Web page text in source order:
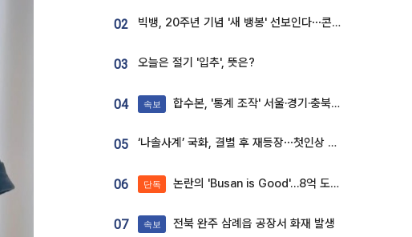
02 빅뱅, 20주년 기념 '새 뱅봉' 선보인다⋯콘서트 앞두고 팝업 개최
03 오늘은 절기 '입추', 뜻은?
04 속보 합수본, '통계 조작' 서울·경기·충북 선관위 등 추가 압수수색
05 ‘나솔사계’ 국화, 결별 후 재등장⋯첫인상 투표 휩쓸고 ‘인기녀’ 등극
06 단독 논란의 'Busan is Good'…8억 도시브랜드, 용산 대통령실 CI 업체가 수행
07 속보 전북 완주 삼례읍 공장서 화재 발생